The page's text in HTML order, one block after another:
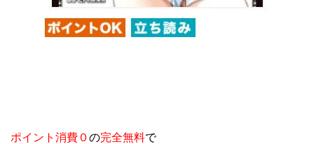
ポイント消費０の完全無料で